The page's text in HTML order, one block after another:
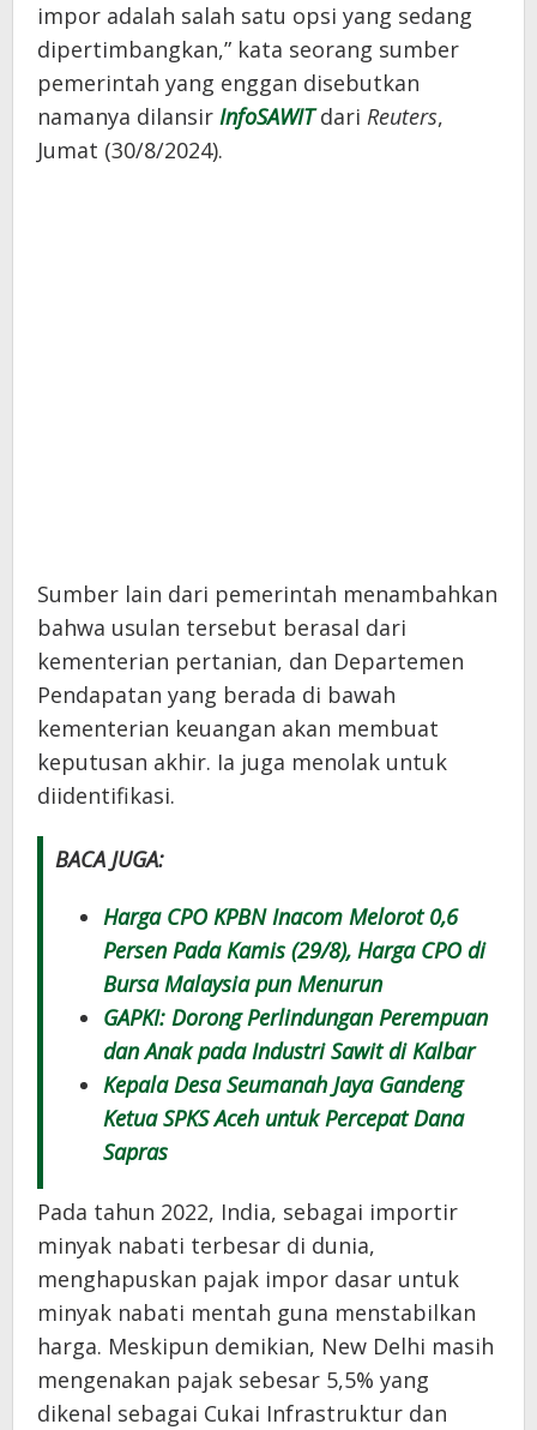
impor adalah salah satu opsi yang sedang
dipertimbangkan,” kata seorang sumber
pemerintah yang enggan disebutkan
namanya dilansir InfoSAWITdari Reuters,
Jumat (30/8/2024).
Sumber lain dari pemerintah menambahkan
bahwa usulan tersebut berasal dari
kementerian pertanian, dan Departemen
Pendapatan yang berada di bawah
kementerian keuangan akan membuat
keputusan akhir. Ia juga menolak untuk
diidentifikasi.
BACA JUGA:
Harga CPO KPBN Inacom Melorot 0,6
Persen Pada Kamis (29/8), Harga CPO di
Bursa Malaysia pun Menurun
GAPKI: Dorong Perlindungan Perempuan
dan Anak pada Industri Sawit di Kalbar
Kepala Desa Seumanah Jaya Gandeng
Ketua SPKS Aceh untuk Percepat Dana
Sapras
Pada tahun 2022, India, sebagai importir
minyak nabati terbesar di dunia,
menghapuskan pajak impor dasar untuk
minyak nabati mentah guna menstabilkan
harga. Meskipun demikian, New Delhi masih
mengenakan pajak sebesar 5,5% yang
dikenal sebagai Cukai Infrastruktur dan